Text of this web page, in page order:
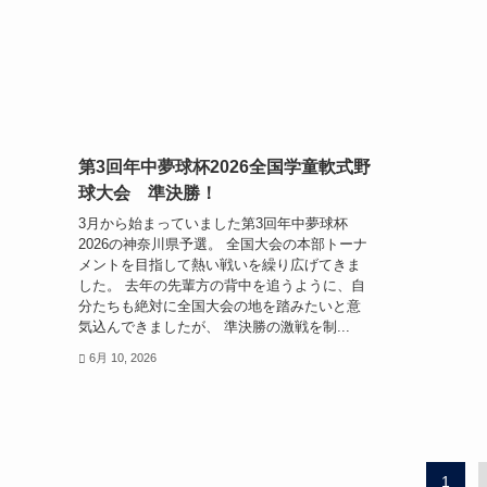
第3回年中夢球杯2026全国学童軟式野
球大会 準決勝！
3月から始まっていました第3回年中夢球杯
2026の神奈川県予選。 全国大会の本部トーナ
メントを目指して熱い戦いを繰り広げてきま
した。 去年の先輩方の背中を追うように、自
分たちも絶対に全国大会の地を踏みたいと意
気込んできましたが、 準決勝の激戦を制...
6月 10, 2026
1